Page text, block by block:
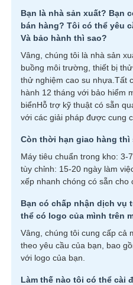
Bạn là nhà sản xuất? Bạn
bán hàng? Tôi có thể yêu
Và bảo hành thì sao?
Vâng, chúng tôi là nhà sản
buồng môi trường, thiết bị
thử nghiệm cao su nhựa.Tất
hành 12 tháng với bảo hiểm
biểnHỗ trợ kỹ thuật có sẵn
với các giải pháp được cung
Còn thời hạn giao hàng thì
Máy tiêu chuẩn trong kho: 3-
tùy chỉnh: 15-20 ngày làm
xếp nhanh chóng có sẵn cho
Bạn có chấp nhận dịch vụ
thể có logo của mình trên
Vâng, chúng tôi cung cấp cả
theo yêu cầu của bạn, bao
với logo của bạn.
Làm thế nào tôi có thể cài